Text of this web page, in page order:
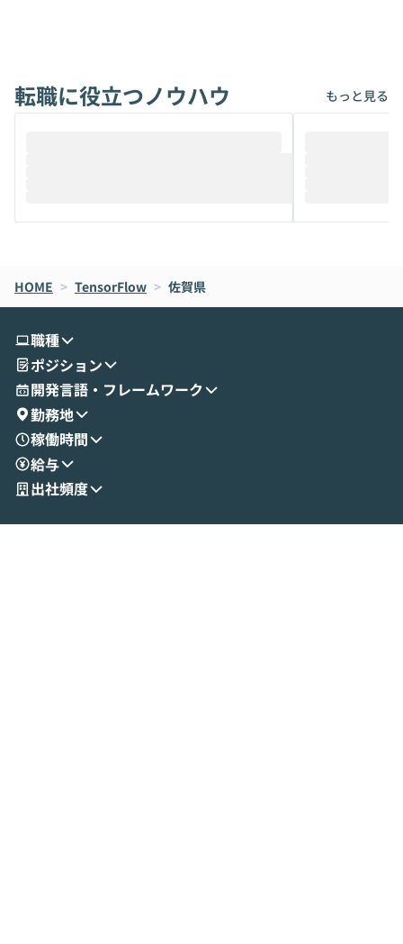
けでなく、想像以上の範囲まで自動化でき
ることは、まだあまり知られていません。
メルカリでの判断基準をもとに「なぜClau
oworkの基本的な機能をご紹介いただきま
す。 続く公開デモでは、実際にCoworkを
せいただきます。数分でワークフローが完
成する手軽さや、Gmail等の外部サービス
とセキュアに連携できるポイントなど、実
演を通じて具体的なイメージをお届けしま
す。 後半のディスカッションでは、セキュ
リティの考え方や社内導入の進め方など、
現場目線でさらに深掘りしていきます。
「自分の業務をAIで自動化してみたいけ
いう方にこそ参加いただきたいイベントで
は、評判では
ているAIを選ぶこ
それぞれの本当
ント構築の最前
転職に役立つノウハウ もっと見る
HOME > TensorFlow > 佐賀県
職種
ポジション
開発言語・フレームワーク
勤務地
稼働時間
給与
出社頻度